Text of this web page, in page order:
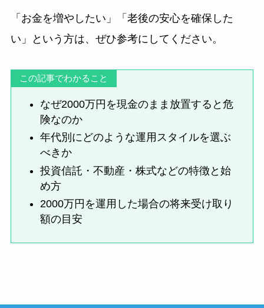
「お金を増やしたい」「老後の安心を確保した
い」という方は、ぜひ参考にしてください。
この記事でわかること
なぜ2000万円を現金のまま放置すると危
険なのか
年代別にどのような運用スタイルを選ぶ
べきか
投資信託・不動産・株式などの特徴と始
め方
2000万円を運用した場合の将来受け取り
額の目安